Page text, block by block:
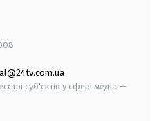
суб'єктів у сфері медіа —